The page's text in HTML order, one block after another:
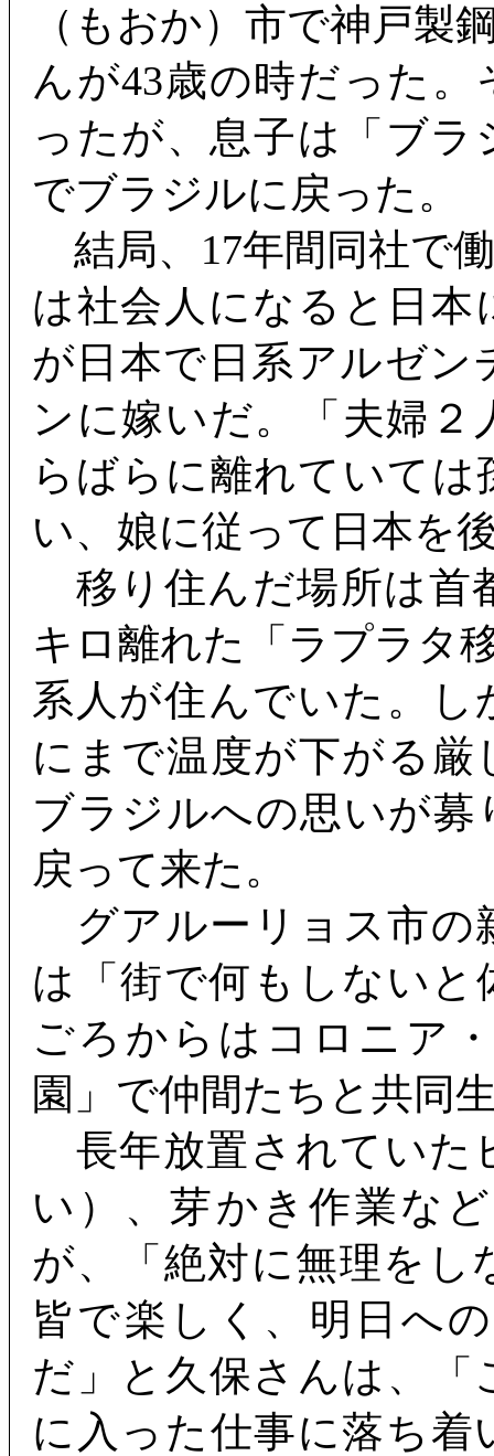
（もおか）市で神戸製
んが43歳の時だった
ったが、息子は「ブ
でブラジルに戻った。
結局、17年間同社で
は社会人になると日
が日本で日系アルゼ
ンに嫁いだ。「夫婦
らばらに離れていて
い、娘に従って日本を
移り住んだ場所は首
キロ離れた「ラプラタ
系人が住んでいた。
にまで温度が下がる
ブラジルへの思いが
戻って来た。
グアルーリョス市の
は「街で何もしない
ごろからはコロニア
園」で仲間たちと共同
長年放置されていた
い）、芽かき作業な
が、「絶対に無理を
皆で楽しく、明日へ
だ」と久保さんは、
に入った仕事に落ち